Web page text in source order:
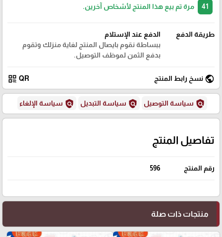
مرة تم بيع هذا المنتج لأشخاص آخرين.
طريقة الدفع
الدفع عند الإستلام
ببساطة نقوم بايصال المنتج لغاية منزلك وتقوم
بدفع الثمن لموظف التوصيل.
public نسخ رابط المنتج QR
qr_code
policy سياسة التوصيل policy سياسة التبديل policy سياسة الإلغاء
تفاصيل المنتج
رقم المنتج 596
منتجات ذات صلة